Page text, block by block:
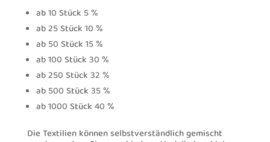
ab 10 Stück 5 %
ab 25 Stück 10 %
ab 50 Stück 15 %
ab 100 Stück 30 %
ab 250 Stück 32 %
ab 500 Stück 35 %
ab 1000 Stück 40 %
Die Textilien können selbstverständlich gemischt